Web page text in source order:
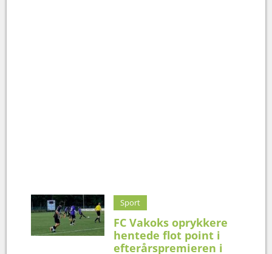
Sport
FC Vakoks oprykkere
hentede flot point i
efterårspremieren i